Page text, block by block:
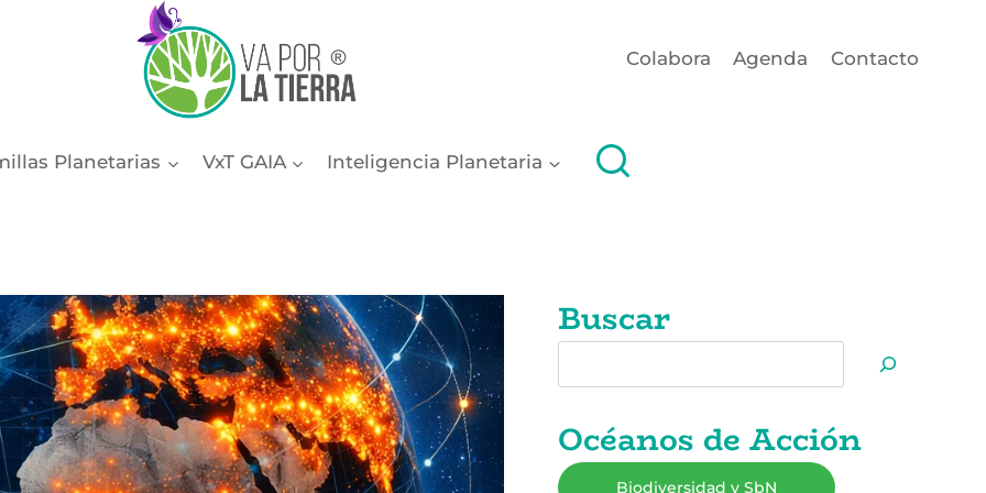
Colabora Agenda Contacto
Planetarias VxT GAIA Inteligencia Planetaria
Buscar
Océanos de Acción
Biodiversidad y SbN